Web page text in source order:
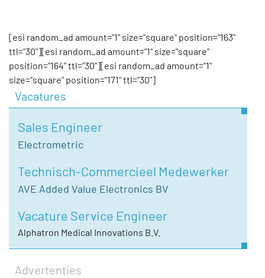
[esi random_ad amount="1" size="square" position="163"
ttl="30"][esi random_ad amount="1" size="square"
position="164" ttl="30"][esi random_ad amount="1"
size="square" position="171" ttl="30"]
Vacatures
Sales Engineer
Electrometric
Technisch-Commercieel Medewerker
AVE Added Value Electronics BV
Vacature Service Engineer
Alphatron Medical Innovations B.V.
Advertenties